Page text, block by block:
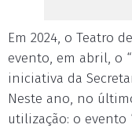
Em 2024, o Teatro
evento, em abril, o
iniciativa da
Neste ano, no
utilização: o evento